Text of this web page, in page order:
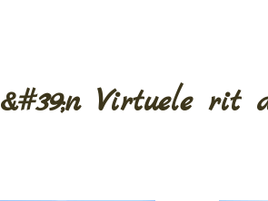
&#39;n Virtuele rit